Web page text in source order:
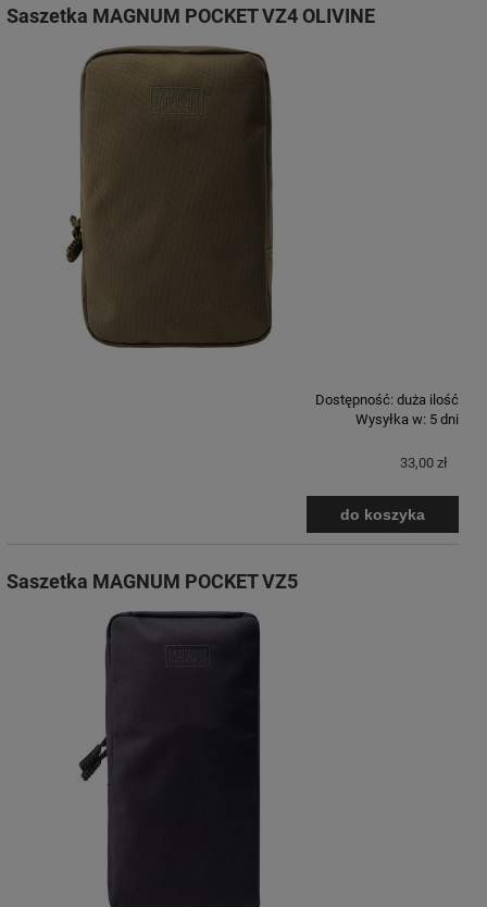
Saszetka MAGNUM POCKET VZ4 OLIVINE
Dostępność: duża ilość
Wysyłka w: 5 dni
33,00 zł
do koszyka
Saszetka MAGNUM POCKET VZ5